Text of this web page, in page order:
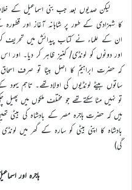
لیکن صدیوں بعد جب بنی اسماعیل کے
کا شہزادی کے طور پر شاہانہ آغاز اور قطورہ
ان کے علماء نے کتاب پیدائش میں تحریف کر
اور دونوں کو لونڈی/ کنیز ظاہر کر دیا۔ اور
کہ حضرت ابراہیمؑ کا اصل بیٹا تو صرف
ساتوں بیٹے لونڈیوں کی اولادتھے۔ تاہم یہود
تو نہیں مٹا سکتےتھے جو مختلف ملکوں میں
ہیں کہ حضرت ہاجرہ مصر کے بادشاہ کی بیٹی
بادشاہ کا اپنی بیٹی کو سارہ کے گھر میں
گی)
ہاجرہ اور